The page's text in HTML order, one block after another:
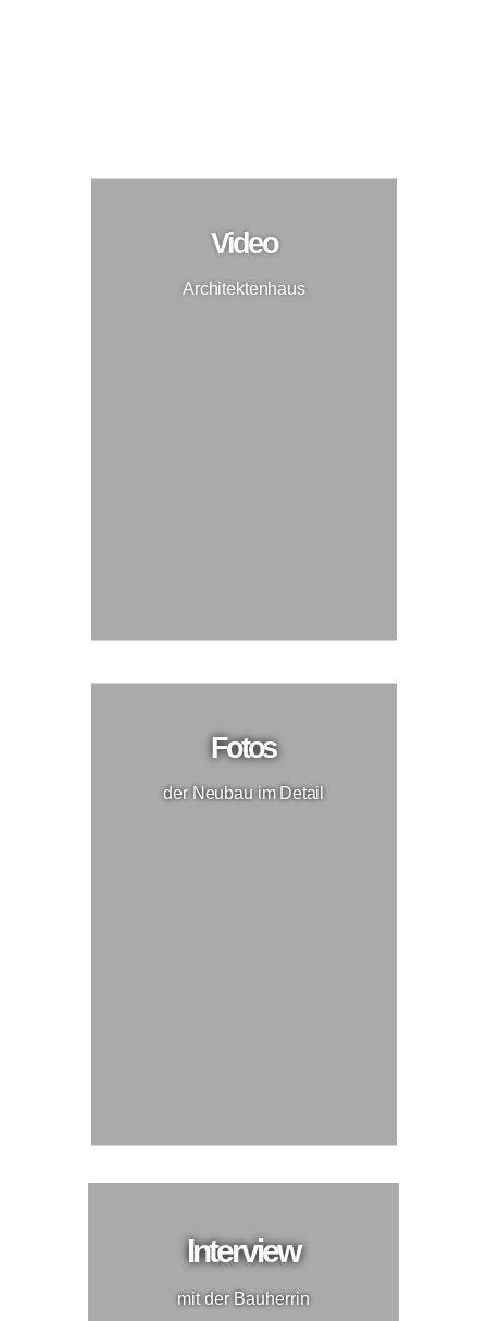
Video
Architektenhaus
Fotos
der Neubau im Detail
Interview
mit der Bauherrin